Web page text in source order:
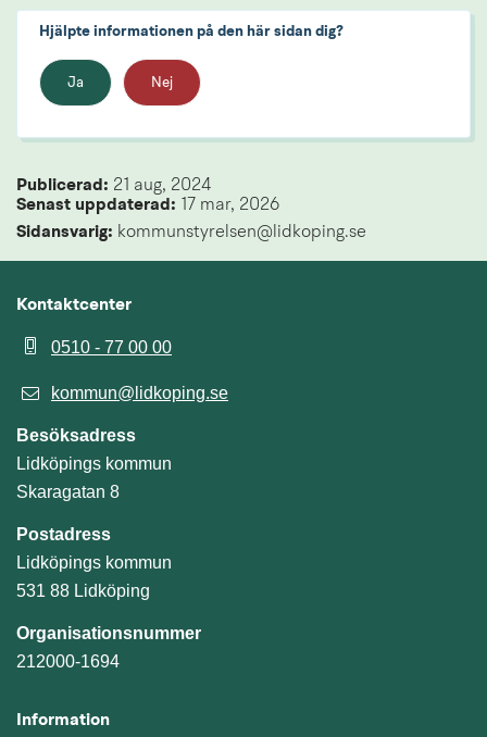
Hjälpte informationen på den här sidan dig?
Ja Nej
Publicerad: 21 aug, 2024
Senast uppdaterad:
17 mar, 2026
Sidansvarig: kommunstyrelsen@lidkoping.se
Kontaktcenter
0510 - 77 00 00
kommun@lidkoping.se
Besöksadress
Lidköpings kommun
Skaragatan 8
Postadress
Lidköpings kommun
531 88 Lidköping
Organisationsnummer
212000-1694
Information